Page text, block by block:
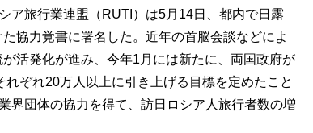
ア旅行業連盟（RUTI）は5月14日、都内で日露
協力覚書に署名した。近年の首脳会談などによ
活発化が進み、今年1月には新たに、両国政府が
ぞれ20万人以上に引き上げる目標を定めたこと
界団体の協力を得て、訪日ロシア人旅行者数の増